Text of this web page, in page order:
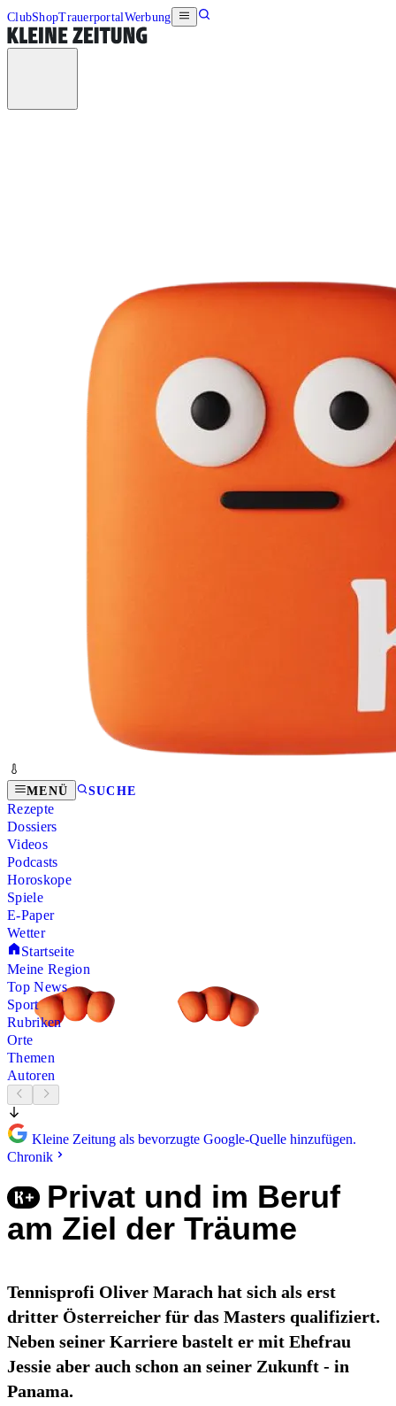
ClubShopTrauerportalWerbung
MENÜ SUCHE
Rezepte
Dossiers
Videos
Podcasts
Horoskope
Spiele
E-Paper
Wetter
Startseite
Meine Region
Top News
Sport
Rubriken
Orte
Themen
Autoren
Kleine Zeitung als bevorzugte Google-Quelle hinzufügen.
Chronik
Privat und im Beruf
am Ziel der Träume
Tennisprofi Oliver Marach hat sich als erst
dritter Österreicher für das Masters qualifiziert.
Neben seiner Karriere bastelt er mit Ehefrau
Jessie aber auch schon an seiner Zukunft - in
Panama.